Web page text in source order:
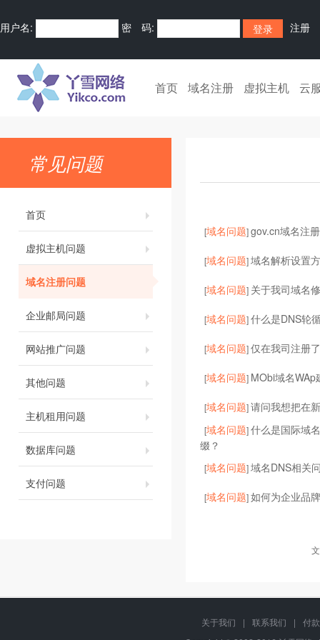
用户名: 密 码: 注册
首页 域名注册 虚拟主机 云
常见问题
首页
虚拟主机问题
域名注册问题
企业邮局问题
网站推广问题
其他问题
主机租用问题
数据库问题
支付问题
[域名问题]gov.cn域名注
[域名问题]域名解析设置
[域名问题] 关于我司域名
[域名问题]什么是DNS轮
[域名问题]仅在我司注册
[域名问题] MObi域名WAp
[域名问题]请问我想把在
[域名问题]什么是国际域
缀？
[域名问题]域名DNS相关
[域名问题]如何为企业品
关于我们 | 联系我们 |
付